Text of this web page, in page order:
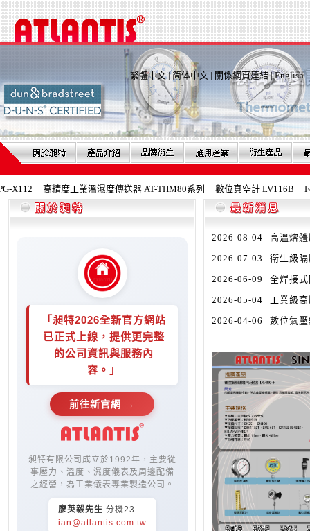
|繁體中文|简体中文 | 關係網頁連結|English|
高精度工業溫濕度傳送器 AT-THM80系列 數位真空計 LV116B
「昶特2026全新官方網站
已正式上線，提供更完整
的公司資訊與服務內
容。」
前往新官網 →
昶特有限公司成立於1992年，主要從
事壓力、溫度、濕度儀表及周邊配備
之經營，為工業儀表專業製造公司。
廖英毅先生 分機23
ian@atlantis.com.tw
2026-08-04
高溫熔
2026-07-03
衛生級
2026-06-09
全焊接
2026-05-04
工業級
2026-04-06
數位氣